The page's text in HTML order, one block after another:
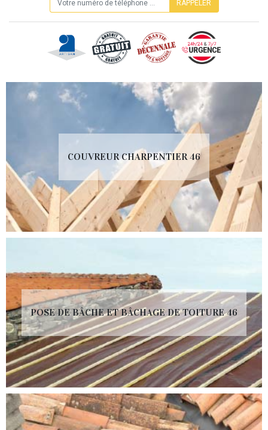
COUVREUR CHARPENTIER 46
POSE DE BÂCHE ET BÂCHAGE DE TOITURE 46